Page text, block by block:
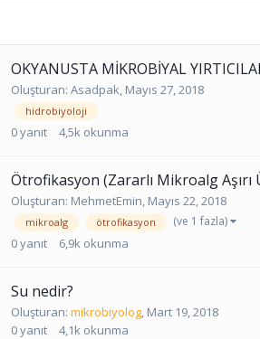
OKYANUSTA MİKROBİYAL
Oluşturan: Asadpak Mayıs 27, 2018
hidrobiyoloji
0yanıt 4,5k okunma
Ötrofikasyon (Zararlı Mikroalg Aşırı
Oluşturan: MehmetEmin, Mayıs 22, 2018
mikroalg ötrofikasyon (ve 1 fazla)
0yanıt 6,9k okunma
Su nedir?
Oluşturan: mikrobiyolog, Mart 19, 2018
0yanıt 4,1k okunma